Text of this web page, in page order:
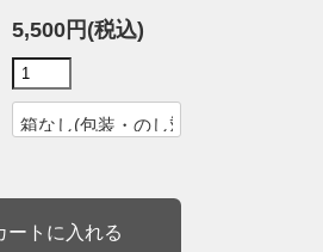
5,500円(税込)